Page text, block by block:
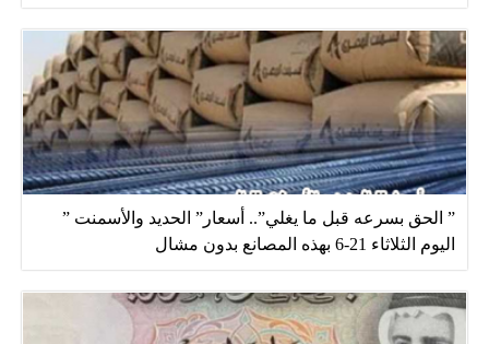
” الحق بسرعه قبل ما يغلي”.. أسعار” الحديد والأسمنت ”
اليوم الثلاثاء 21-6 بهذه المصانع بدون مشال